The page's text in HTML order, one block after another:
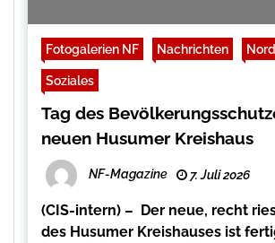
Fotogalerien NF Nachrichten
Soziales
Tag des
neuen Husumer Kreishaus
NF-Magazine 7. Juli 2026
(CIS-intern) – Der neue, recht
des Husumer Kreishauses ist